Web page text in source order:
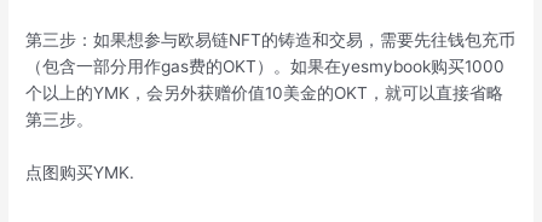
第三步：如果想参与欧易链NFT的铸造和交易，需要先往钱包充币
（包含一部分用作gas费的OKT）。如果在yesmybook购买1000
个以上的YMK，会另外获赠价值10美金的OKT，就可以直接省略
第三步。
点图购买YMK.